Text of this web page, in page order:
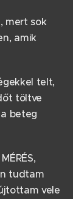
mert sok
amik
telt,
töltve
beteg
tudtam
vele